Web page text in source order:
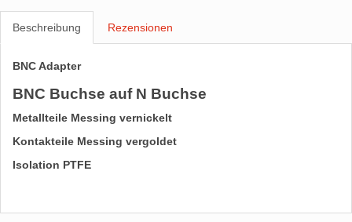
Beschreibung Rezensionen
BNC Adapter
BNC Buchse auf N Buchse
Metallteile Messing vernickelt
Kontakteile Messing vergoldet
Isolation PTFE